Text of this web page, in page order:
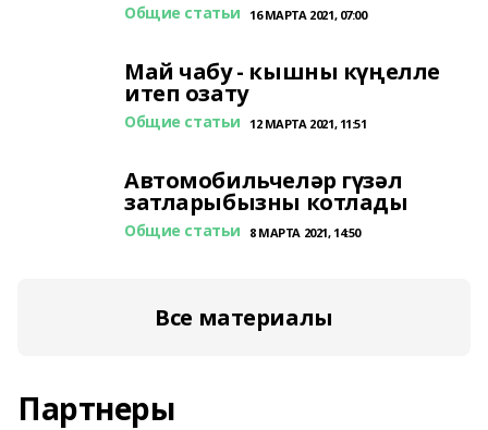
Общие статьи 16 МАРТА 2021, 07:00
Май чабу - кышны күңелле
итеп озату
Общие статьи 12 МАРТА 2021, 11:51
Автомобильчеләр гүзәл
затларыбызны котлады
Общие статьи 8 МАРТА 2021, 14:50
Все материалы
Партнеры